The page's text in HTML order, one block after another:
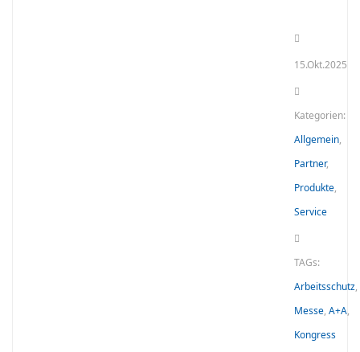
15.Okt.2025
Kategorien:
Allgemein,
Partner,
Produkte,
Service
TAGs:
Arbeitsschutz,
Messe, A+A,
Kongress